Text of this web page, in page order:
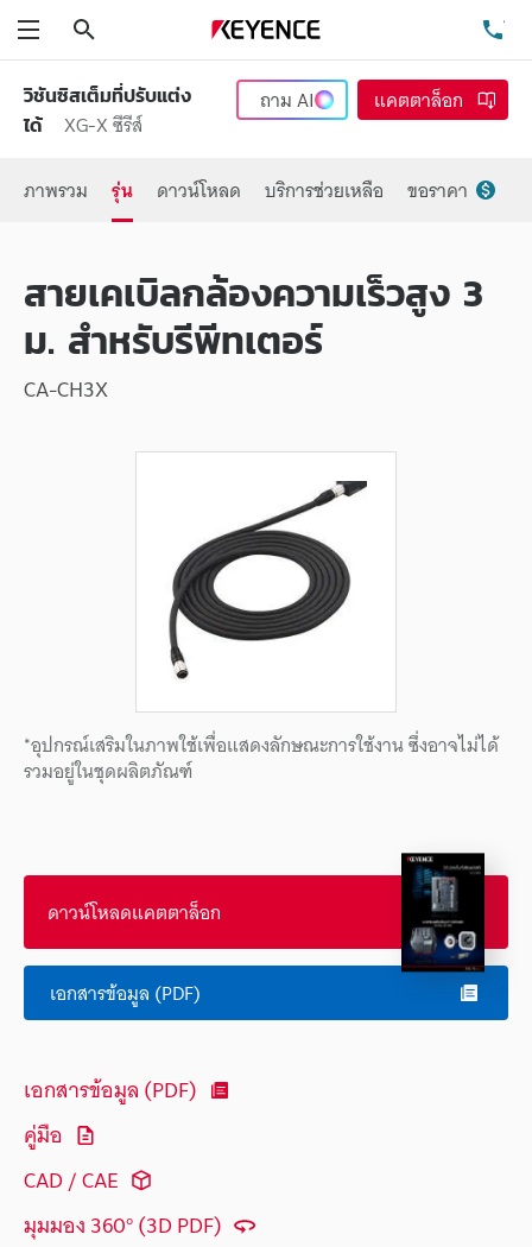
วิชันซิสเต็มที่ปรับแต่ง
ได้
XG-X ซีรีส์
ถามAI แคตตาล็อก
ภาพรวม รุ่น ดาวน์โหลด บริการช่วยเหลือ ขอราคา
สายเคเบิลกล้องความเร็วสูง 3
ม. สำหรับรีพีทเตอร์
CA-CH3X
*อุปกรณ์เสริมในภาพใช้เพื่อแสดงลักษณะการใช้งาน ซึ่งอาจไม่ได้
รวมอยู่ในชุดผลิตภัณฑ์
ดาวน์โหลดแคตตาล็อก
เอกสารข้อมูล (PDF)
เอกสารข้อมูล (PDF)
คู่มือ
CAD / CAE
มุมมอง 360° (3D PDF)